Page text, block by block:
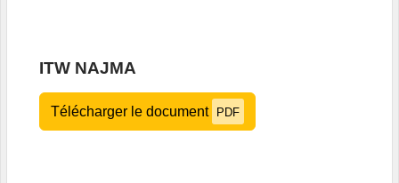
ITW NAJMA
Télécharger le document PDF